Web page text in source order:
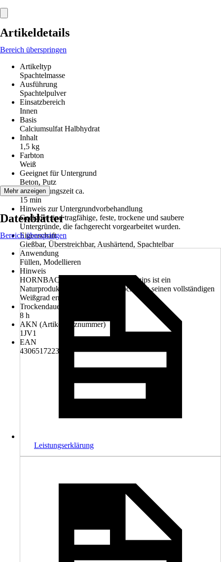
Artikeldetails
Bereich überspringen
Artikeltyp
Spachtelmasse
Ausführung
Spachtelpulver
Einsatzbereich
Innen
Basis
Calciumsulfat Halbhydrat
Inhalt
1,5 kg
Farbton
Weiß
Geeignet für Untergrund
Beton, Putz
Verarbeitungszeit ca.
15 min
Hinweis zur Untergrundvorbehandlung
Geeignet sind tragfähige, feste, trockene und saubere
Untergründe, die fachgerecht vorgearbeitet wurden.
Eigenschaft
Gießbar, Überstreichbar, Aushärtend, Spachtelbar
Anwendung
Füllen, Modellieren
Hinweis
HORNBACH Hobby- und Modelliergips ist ein
Naturprodukt,das erst nach Austrocknung seinen vollständigen
Weißgrad erreicht.
Trockendauer ca. in Stunden
8 h
AKN (Artikelkurznummer)
1JV1
EAN
4306517223410
Mehr anzeigen
Datenblätter
Bereich überspringen
Leistungserklärung